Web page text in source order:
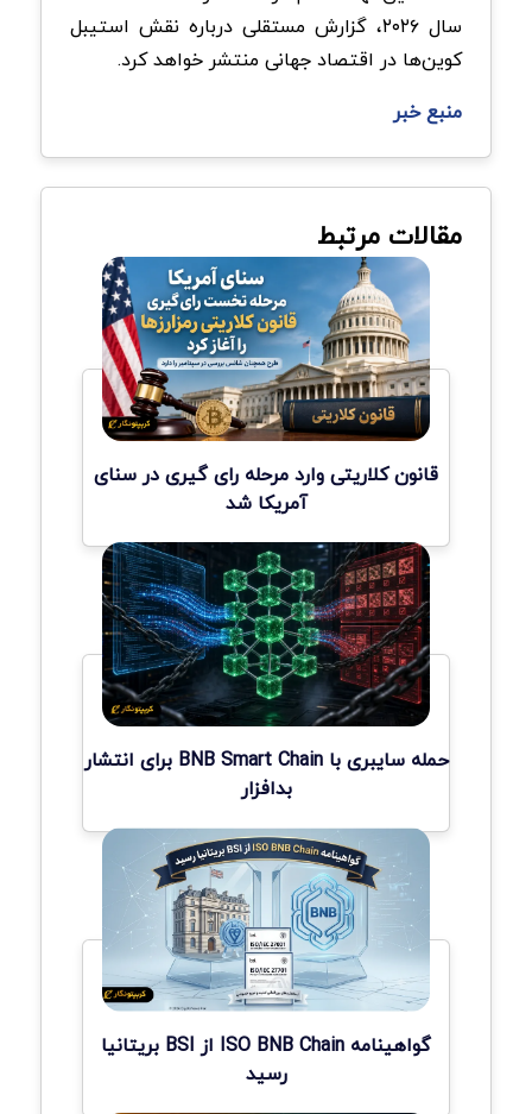
سال ۲۰۲۶، گزارش مستقلی درباره نقش استیبل
کوین‌ها در اقتصاد جهانی منتشر خواهد کرد.
منبع خبر
مقالات مرتبط
قانون کلاریتی وارد مرحله رای گیری در سنای
آمریکا شد
حمله سایبری با BNB Smart Chain برای انتشار
بدافزار
گواهینامه ISO BNB Chain از BSI بریتانیا
رسید